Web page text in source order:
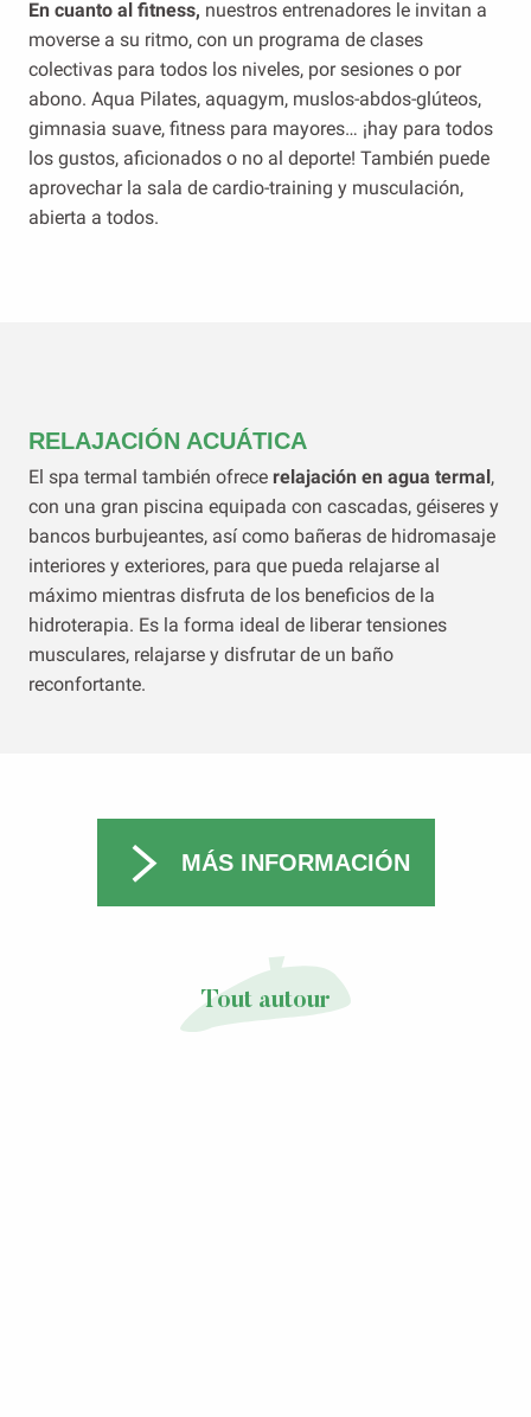
En cuanto al fitness, nuestros entrenadores le invitan a
moverse a su ritmo, con un programa de clases
colectivas para todos los niveles, por sesiones o por
abono. Aqua Pilates, aquagym, muslos-abdos-glúteos,
gimnasia suave, fitness para mayores… ¡hay para todos
los gustos, aficionados o no al deporte! También puede
aprovechar la sala de cardio-training y musculación,
abierta a todos.
RELAJACIÓN ACUÁTICA
El spa termal también ofrece relajación en agua termal,
con una gran piscina equipada con cascadas, géiseres y
bancos burbujeantes, así como bañeras de hidromasaje
interiores y exteriores, para que pueda relajarse al
máximo mientras disfruta de los beneficios de la
hidroterapia. Es la forma ideal de liberar tensiones
musculares, relajarse y disfrutar de un baño
reconfortante.
MÁS INFORMACIÓN
Tout autour